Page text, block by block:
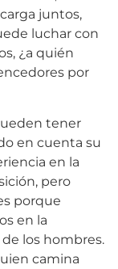
juntos,
luchar con
¿a quién
por
tener
en cuenta su
en la
pero
porque
en la
los hombres.
camina